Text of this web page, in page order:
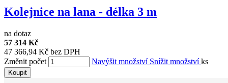
Kolejnice na lana - délka 3 m
na dotaz
57 314 Kč
47 366,94 Kč bez DPH
Změnit počet
Navýšit množství Snížit množstvíks
Koupit